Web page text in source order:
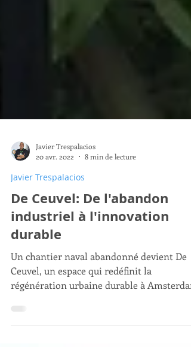
Javier Trespalacios
20 avr. 2022
8 min de lecture
Javier Trespalacios
De Ceuvel: De l'abandon
industriel à l'innovation
Un chantier naval abandonné devient De